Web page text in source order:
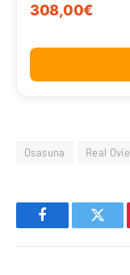
308,00€
Osasuna Real
Facebook